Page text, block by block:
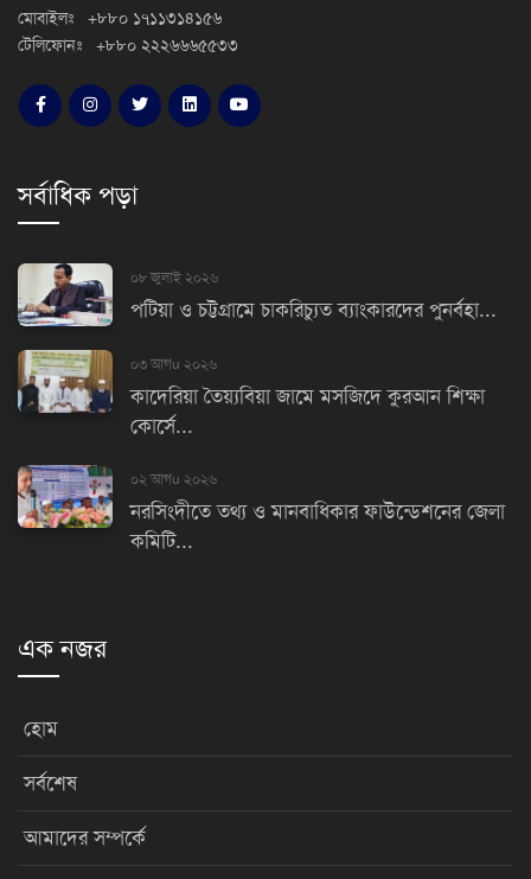
মোবাইলঃ +৮৮০ ১৭১১৩১৪১৫৬
টেলিফোনঃ +৮৮০ ২২২৬৬৬৫৫৩৩
সর্বাধিক পড়া
০৮ জুলাই ২০২৬
পটিয়া ও চট্টগ্রামে চাকরিচ্যুত ব্যাংকারদের পুনর্বহা...
০৩ আগu ২০২৬
কাদেরিয়া তৈয়্যবিয়া জামে মসজিদে কুরআন শিক্ষা
কোর্সে...
০২ আগu ২০২৬
নরসিংদীতে তথ্য ও মানবাধিকার ফাউন্ডেশনের জেলা
কমিটি...
এক নজর
হোম
সর্বশেষ
আমাদের সম্পর্কে